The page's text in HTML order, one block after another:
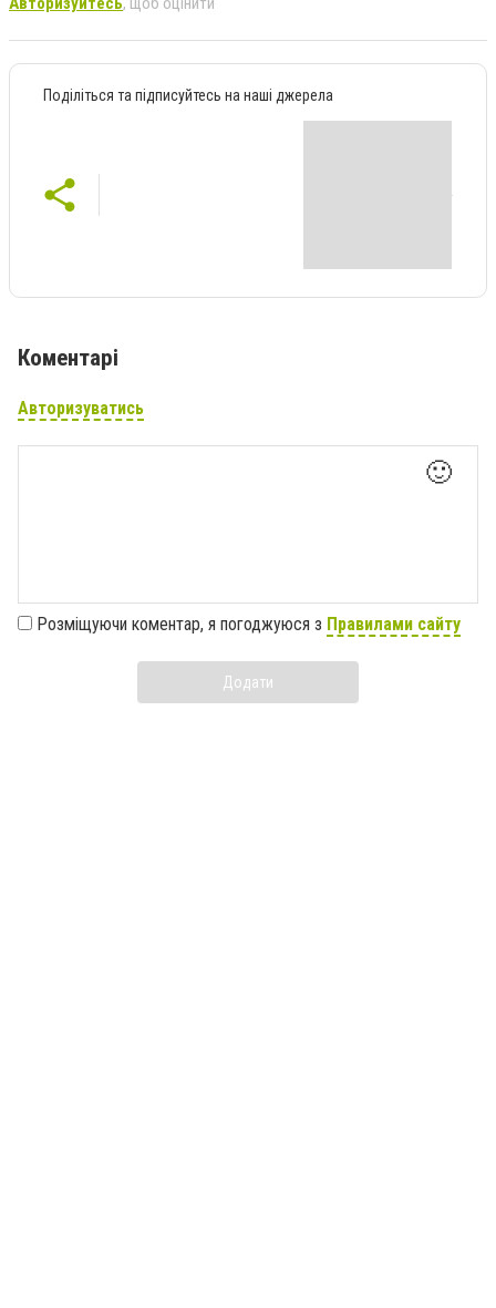
Поділіться та підписуйтесь на наші джерела
Коментарі
Авторизуватись
🙂
Розміщуючи коментар, я погоджуюся з Правилами сайту
Додати